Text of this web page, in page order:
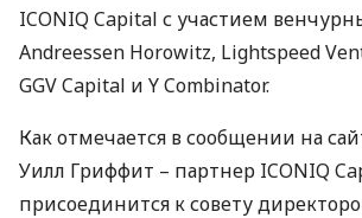
ICONIQ Capital с участием
Andreessen Horowitz, Lightspeed
GGVCapital и Y Combinator.
Как отмечается в сообщении на
Уилл Гриффит – партнер ICONIQ
присоединится к совету